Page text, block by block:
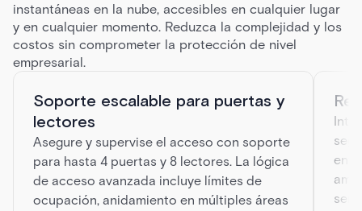
instantáneas en la nube, accesibles en cualquier lugar
y en cualquier momento. Reduzca la complejidad y los
costos sin comprometer la protección de nivel
empresarial.
Soporte escalable para puertas y
lectores
Asegure y supervise el acceso con soporte
para hasta 4 puertas y 8 lectores. La lógica
de acceso avanzada incluye límites de
ocupación, anidamiento en múltiples áreas